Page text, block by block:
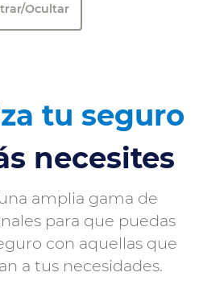
Ocultar
tu seguro
necesites
amplia gama de
para que puedas
con aquellas que
a tus necesidades.